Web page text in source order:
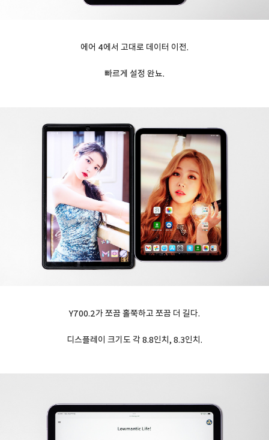
에어 4에서 고대로 데이터 이전.
빠르게 설정 완뇨.
Y700.2가 쪼끔 홀쭉하고 쪼끔 더 길다.
디스플레이 크기도 각 8.8인치, 8.3인치.